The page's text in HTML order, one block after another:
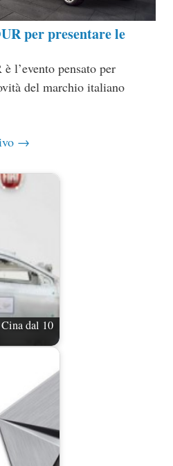
per presentare le
l’evento pensato per
del marchio italiano
→
dal 10